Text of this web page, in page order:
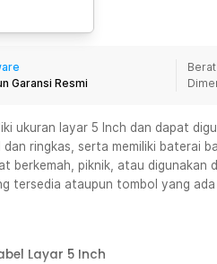
Senin -
Senin -
Toko Cikupa
Pick n Go Jakarta Barat
Senin -
Pick n Go Bekasi
Senin - Jumat
Garansi Resmi
ukuran layar 5 Inch dan dapat
dan ringkas, serta memiliki baterai
berkemah, piknik, atau digunakan
tersedia ataupun tombol yang ada
Layar 5 Inch